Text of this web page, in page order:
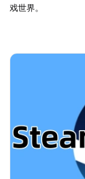
戏世界。